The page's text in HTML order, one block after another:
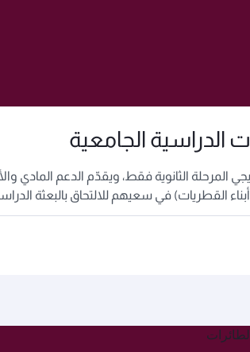
الدراسية الجامعية
المرحلة الثانوية فقط، ويقدّم الدعم المادي
القطريات) في سعيهم للالتحاق بالبعثة